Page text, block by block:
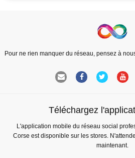
Pour ne rien manquer du réseau, pensez à
Téléchargez
L'application mobile du réseau social
Corse est disponible sur les stores.
maintenant.